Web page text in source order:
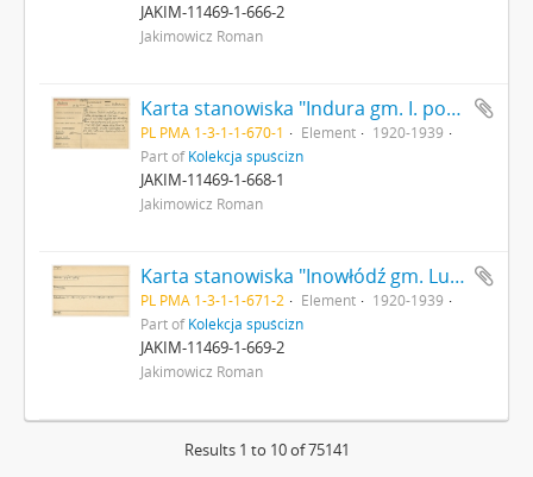
JAKIM-11469-1-666-2
Jakimowicz Roman
Karta stanowiska "Indura gm. I. pow. grodzieński woj. białostockie" (druk rękopis) - strona 1
PL PMA 1-3-1-1-670-1 Element
1920-1939
Part ofKolekcja spuścizn
JAKIM-11469-1-668-1
Jakimowicz Roman
Karta stanowiska "Inowłódź gm. Lubochnia pow. rawski woj. Warszawskie" (druk rękopis) - strona 2
PL PMA 1-3-1-1-671-2 Element
1920-1939
Part ofKolekcja spuścizn
JAKIM-11469-1-669-2
Jakimowicz Roman
Results 1 to 10 of 75141